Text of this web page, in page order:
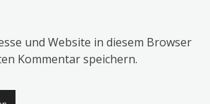
und Website in diesem Browser
Kommentar speichern.